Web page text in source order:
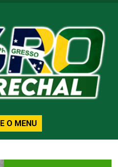
O MENU